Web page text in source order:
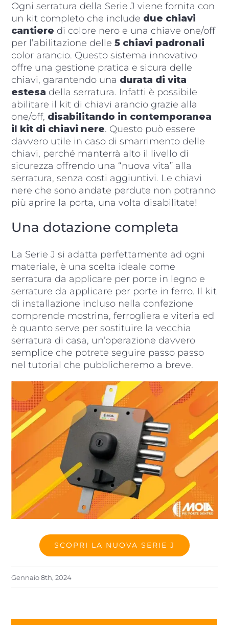
Ogni serratura della Serie J viene fornita con
un kit completo che include due chiavi
cantiere di colore nero e una chiave one/off
per l’abilitazione delle5 chiavi padronali
color arancio. Questo sistema innovativo
offre una gestione pratica e sicura delle
chiavi, garantendo una durata di vita
estesa della serratura. Infatti è possibile
abilitare il kit di chiavi arancio grazie alla
one/off, disabilitando in contemporanea
il kit di chiavi nere. Questo può essere
davvero utile in caso di smarrimento delle
chiavi, perché manterrà alto il livello di
sicurezza offrendo una “nuova vita” alla
serratura, senza costi aggiuntivi. Le chiavi
nere che sono andate perdute non potranno
più aprire la porta, una volta disabilitate!
Una dotazione completa
La Serie J si adatta perfettamente ad ogni
materiale, è una scelta ideale come
serratura da applicare per porte in legno e
serrature da applicare per porte in ferro. Il kit
di installazione incluso nella confezione
comprende mostrina, ferrogliera e viteria ed
è quanto serve per sostituire la vecchia
serratura di casa, un’operazione davvero
semplice che potrete seguire passo passo
nel tutorial che pubblicheremo a breve.
SCOPRI LA NUOVA SERIE J
Gennaio 8th, 2024